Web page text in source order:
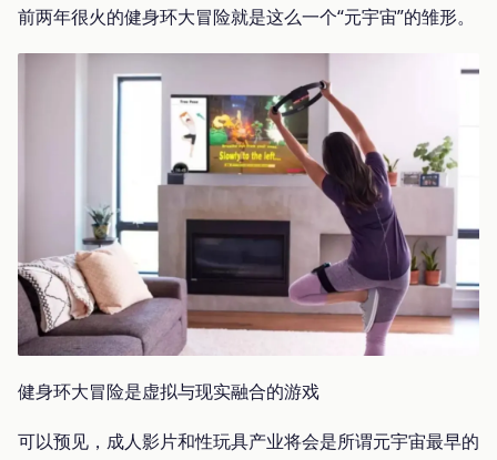
前两年很火的健身环大冒险就是这么一个“元宇宙”的雏形。
健身环大冒险是虚拟与现实融合的游戏
可以预见，成人影片和性玩具产业将会是所谓元宇宙最早的